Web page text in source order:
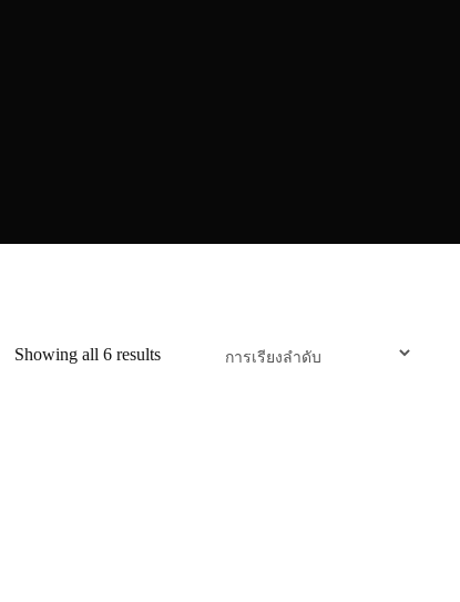
Showing all 6 results